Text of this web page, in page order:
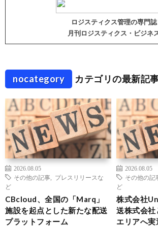
ロジスティクス管理の専門誌
月刊ロジスティクス・ビジネ
nocategory カテゴリの最新記
2026.08.05
その他の記事
プレスリリースな
ど
CBcloud、全国の「Marq」
施設を起点とした新たな配送
プラットフォーム
2026.08.05
その他の記
ど
株式会社
送株式会社
エリアへ実